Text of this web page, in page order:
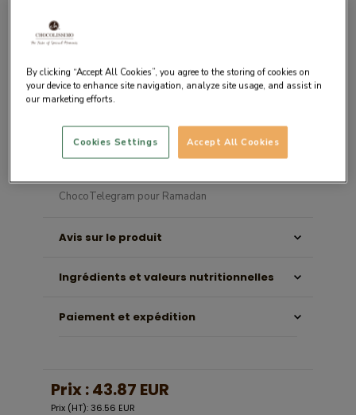
ChocoTelegram pour Ramadan
Avis sur le produit
Ingrédients et valeurs nutritionnelles
Paiement et expédition
Prix :43.87 EUR
Prix (HT): 36.56 EUR
By clicking “Accept All Cookies”, you agree to the storing of cookies on
your device to enhance site navigation, analyze site usage, and assist in
our marketing efforts.
Accept All Cookies
Cookies Settings